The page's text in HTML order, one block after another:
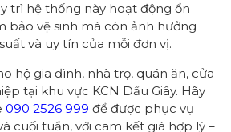
trì hệ thống này hoạt động ổn
bảo vệ sinh mà còn ảnh hưởng
và uy tín của mỗi đơn vị.
hộ gia đình, nhà trọ, quán ăn, cửa
tại khu vực KCN Dầu Giây. Hãy
090 2526 999 để được phục vụ
cuối tuần, với cam kết giá hợp lý –